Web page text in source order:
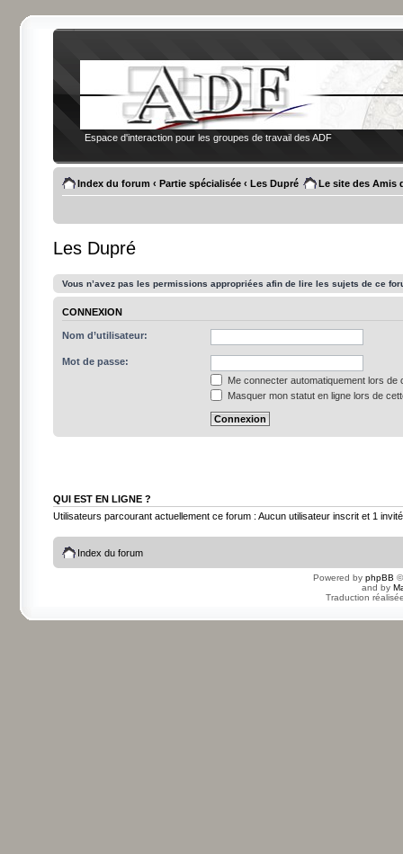
Espace d'interaction pour les groupes de travail des ADF
Index du forum ‹ Partie spécialisée ‹ Les Dupré Le site des Amis
Les Dupré
Vous n’avez pas les permissions appropriées afin de lire les sujets de ce
CONNEXION
Nom d’utilisateur:
Mot de passe:
Me connecter automatiquement lors de
Masquer mon statut en ligne lors de
QUI EST EN LIGNE ?
Utilisateurs parcourant actuellement ce forum : Aucun utilisateur inscrit et 1 invité
Index du forum
Powered by phpBB
and by
Traduction